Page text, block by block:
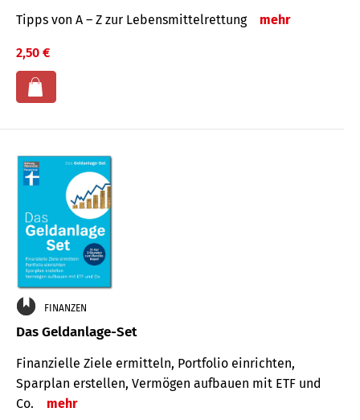
Tipps von A – Z zur Lebensmittelrettung mehr
2,50 €
FINANZEN
Das Geldanlage-Set
Finanzielle Ziele ermitteln, Portfolio einrichten,
Sparplan erstellen, Vermögen aufbauen mit ETF und
Co.
mehr